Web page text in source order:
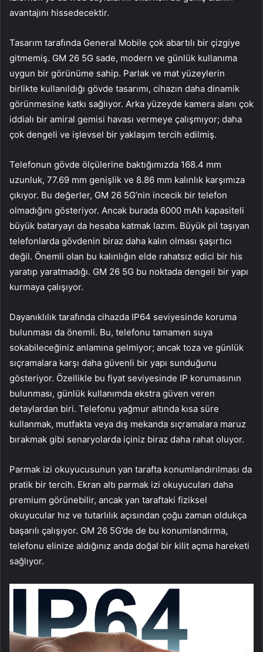
avantajını hissedecektir.
Tasarım tarafında General Mobile çok abartılı bir çizgiye
gitmemiş. GM 26 5G sade, modern ve günlük kullanıma
uygun bir görünüme sahip. Parlak ve mat yüzeylerin
birlikte kullanıldığı gövde tasarımı, cihazın daha dinamik
görünmesine katkı sağlıyor. Arka yüzeyde kamera alanı çok
iddialı bir amiral gemisi havası vermeye çalışmıyor; daha
çok dengeli ve işlevsel bir yaklaşım tercih edilmiş.
Telefonun gövde ölçülerine baktığımızda 168.4 mm
uzunluk, 77.69 mm genişlik ve 8.86 mm kalınlık karşımıza
çıkıyor. Bu değerler, GM 26 5G’nin incecik bir telefon
olmadığını gösteriyor. Ancak burada 6000 mAh kapasiteli
büyük bataryayı da hesaba katmak lazım. Büyük pil taşıyan
telefonlarda gövdenin biraz daha kalın olması şaşırtıcı
değil. Önemli olan bu kalınlığın elde rahatsız edici bir his
yaratıp yaratmadığı. GM 26 5G bu noktada dengeli bir yapı
kurmaya çalışıyor.
Dayanıklılık tarafında cihazda IP64 seviyesinde koruma
bulunması da önemli. Bu, telefonu tamamen suya
sokabileceğiniz anlamına gelmiyor; ancak toza ve günlük
sıçramalara karşı daha güvenli bir yapı sunduğunu
gösteriyor. Özellikle bu fiyat seviyesinde IP korumasının
bulunması, günlük kullanımda ekstra güven veren
detaylardan biri. Telefonu yağmur altında kısa süre
kullanmak, mutfakta veya dış mekanda sıçramalara maruz
bırakmak gibi senaryolarda içiniz biraz daha rahat oluyor.
Parmak izi okuyucusunun yan tarafta konumlandırılması da
pratik bir tercih. Ekran altı parmak izi okuyucuları daha
premium görünebilir, ancak yan taraftaki fiziksel
okuyucular hız ve tutarlılık açısından çoğu zaman oldukça
başarılı çalışıyor. GM 26 5G’de de bu konumlandırma,
telefonu elinize aldığınız anda doğal bir kilit açma hareketi
sağlıyor.